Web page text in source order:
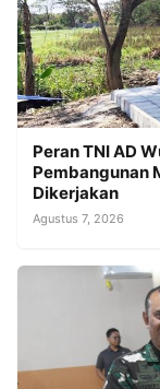
Peran TNI AD
Pembangunan
Dikerjakan
Agustus 7, 2026